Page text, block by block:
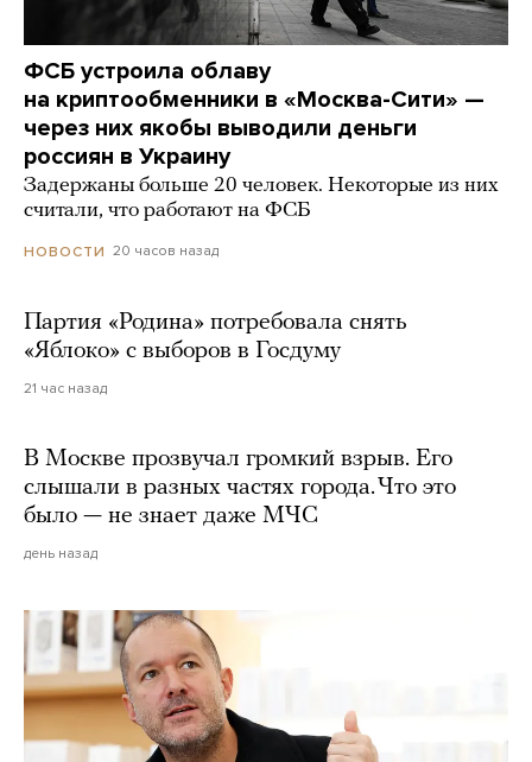
ФСБ устроила облаву
на криптообменники в «Москва-Сити» —
через них якобы выводили деньги
россиян в Украину
Задержаны больше 20 человек. Некоторые из них
считали, что работают на ФСБ
НОВОСТИ 20 часов назад
Партия «Родина» потребовала снять
«Яблоко» с выборов в Госдуму
21 час назад
В Москве прозвучал громкий взрыв. Его
слышали в разных частях города. Что это
было — не знает даже МЧС
день назад